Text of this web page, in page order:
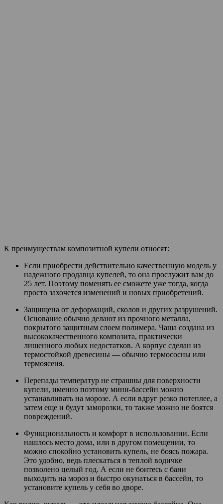
К преимуществам композитной купели относят:
Если приобрести действительно качественную модель у
надежного продавца купелей, то она прослужит вам до
25 лет. Поэтому поменять ее сможете уже тогда, когда
просто захочется изменений и новых приобретений.
Защищена от деформаций, сколов и других разрушений.
Основание обычно делают из прочного металла,
покрытого защитным слоем полимера. Чаша создана из
высококачественного композита, практически
лишенного любых недостатков. А корпус сделан из
термостойкой древесины — обычно термососны или
термоясеня.
Перепады температур не страшны для поверхности
купели, именно поэтому мини-бассейн можно
устанавливать на морозе. А если вдруг резко потеплее, а
затем еще и будут заморозки, то также можно не боятся
повреждений.
Функциональность и комфорт в использовании. Если
нашлось место дома, или в другом помещении, то
можно спокойно установить купель, не боясь пожара.
Это удобно, ведь плескаться в теплой водичке
позволено целый год. А если не боитесь с бани
выходить на мороз и быстро окунаться в бассейн, то
установите купель у себя во дворе.